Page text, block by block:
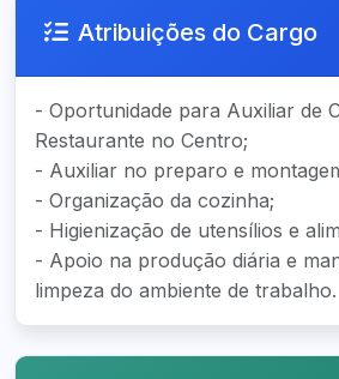
Atribuições do Cargo
- Oportunidade para Auxiliar de
Restaurante no Centro;
- Auxiliar no preparo e
- Organização da cozinha;
- Higienização de utensílios e
- Apoio na produção diária e
limpeza do ambiente de trabalho.